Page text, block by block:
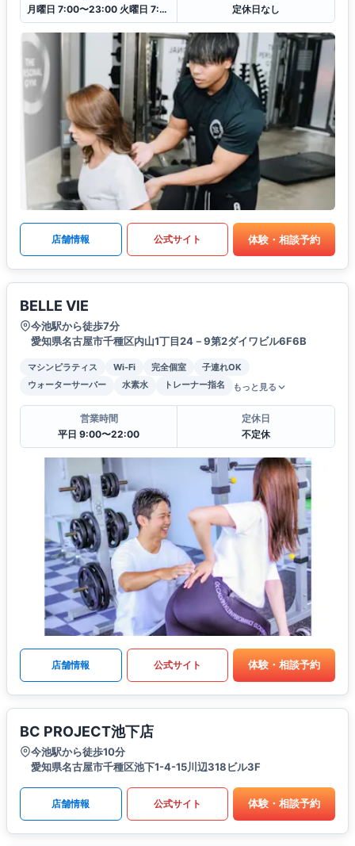
月曜日 7:00〜23:00 火曜日 7:00〜23:00 水曜日 7:00〜23:00 木曜日 7:00〜23:00 金曜日 7:00〜23:00 土曜日 7:00〜23:00 日曜日 7:00〜23:00
定休日なし
店舗情報 公式サイト 体験・相談予約
BELLE VIE
今池駅から徒歩7分
愛知県名古屋市千種区内山1丁目24－9第2ダイワビル6F6B
マシンピラティス Wi-Fi 完全個室
子連れOK
ウォーターサーバー
水素水 トレーナー指名 もっと見る
営業時間
平日 9:00〜22:00
定休日
不定休
店舗情報 公式サイト 体験・相談予約
BC PROJECT池下店
今池駅から徒歩10分
愛知県名古屋市千種区池下1-4-15川辺318ビル3F
店舗情報 公式サイト 体験・相談予約